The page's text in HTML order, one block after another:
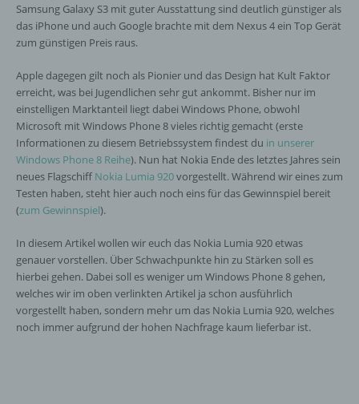
Samsung Galaxy S3 mit guter Ausstattung sind deutlich günstiger als
das iPhone und auch Google brachte mit dem Nexus 4 ein Top Gerät
zum günstigen Preis raus.
Apple dagegen gilt noch als Pionier und das Design hat Kult Faktor
erreicht, was bei Jugendlichen sehr gut ankommt. Bisher nur im
einstelligen Marktanteil liegt dabei Windows Phone, obwohl
Microsoft mit Windows Phone 8 vieles richtig gemacht (erste
Informationen zu diesem Betriebssystem findest du in unserer
Windows Phone 8 Reihe). Nun hat Nokia Ende des letztes Jahres sein
neues Flagschiff Nokia Lumia 920vorgestellt. Während wir eines zum
Testen haben, steht hier auch noch eins für das Gewinnspiel bereit
(zum Gewinnspiel).
In diesem Artikel wollen wir euch das Nokia Lumia 920 etwas
genauer vorstellen. Über Schwachpunkte hin zu Stärken soll es
hierbei gehen. Dabei soll es weniger um Windows Phone 8 gehen,
welches wir im oben verlinkten Artikel ja schon ausführlich
vorgestellt haben, sondern mehr um das Nokia Lumia 920, welches
noch immer aufgrund der hohen Nachfrage kaum lieferbar ist.